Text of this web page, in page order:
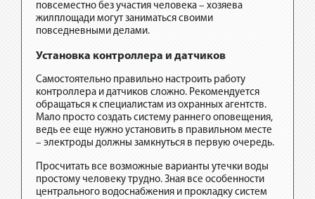
повсеместно без участия человека – хозяева
жилплощади могут заниматься своими
повседневными делами.
Установка контроллера и датчиков
Самостоятельно правильно настроить работу
контроллера и датчиков сложно. Рекомендуется
обращаться к специалистам из охранных агентств.
Мало просто создать систему раннего оповещения,
ведь ее еще нужно установить в правильном месте
– электроды должны замкнуться в первую очередь.
Просчитать все возможные варианты утечки воды
простому человеку трудно. Зная все особенности
центрального водоснабжения и прокладку систем